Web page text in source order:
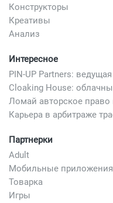
Конструкторы
Креативы
Анализ
Интересное
Партнерки
Adult
Мобильные приложения
Товарка
Игры